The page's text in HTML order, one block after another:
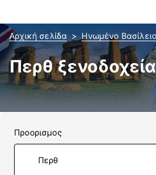
Αρχική σελίδα Ηνωμένο Βασίλειο
Περθ ξενοδοχεία
Προορισμος